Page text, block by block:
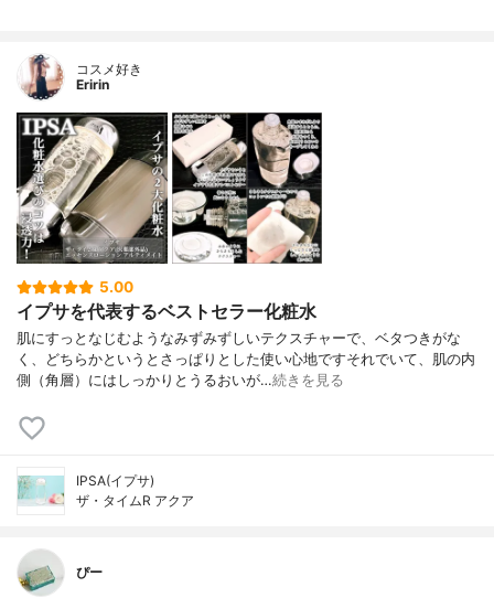
コスメ好き
Eririn
5.00
イプサを代表するベストセラー化粧水
肌にすっとなじむようなみずみずしいテクスチャーで、ベタつきがな
く、どちらかというとさっぱりとした使い心地ですそれでいて、肌の内
側（角層）にはしっかりとうるおいが…続きを見る
IPSA(イプサ)
ザ・タイムR アクア
ぴー